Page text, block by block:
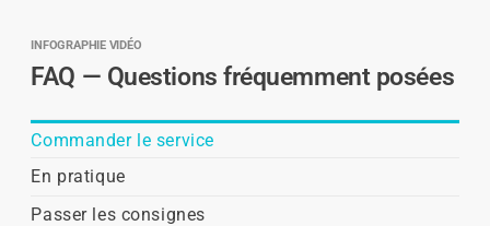
INFOGRAPHIE VIDÉO
FAQ — Questions fréquemment posées
Commander le service
En pratique
Passer les consignes